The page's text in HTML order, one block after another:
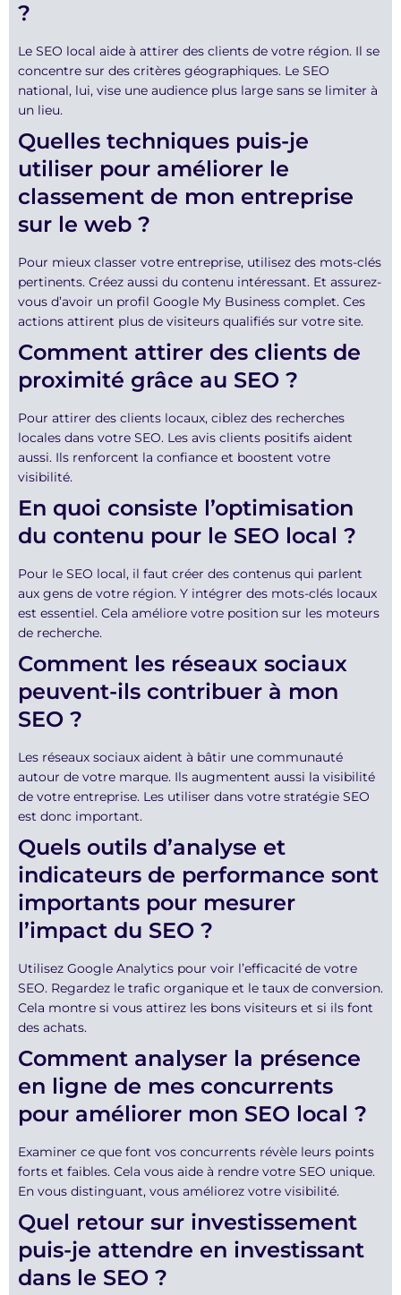
?
Le SEO local aide à attirer des clients de votre région. Il se
concentre sur des critères géographiques. Le SEO
national, lui, vise une audience plus large sans se limiter à
un lieu.
Quelles techniques puis-je
utiliser pour améliorer le
classement de mon entreprise
sur le web ?
Pour mieux classer votre entreprise, utilisez des mots-clés
pertinents. Créez aussi du contenu intéressant. Et assurez-
vous d’avoir un profil Google My Business complet. Ces
actions attirent plus de visiteurs qualifiés sur votre site.
Comment attirer des clients de
proximité grâce au SEO ?
Pour attirer des clients locaux, ciblez des recherches
locales dans votre SEO. Les avis clients positifs aident
aussi. Ils renforcent la confiance et boostent votre
visibilité.
En quoi consiste l’optimisation
du contenu pour le SEO local ?
Pour le SEO local, il faut créer des contenus qui parlent
aux gens de votre région. Y intégrer des mots-clés locaux
est essentiel. Cela améliore votre position sur les moteurs
de recherche.
Comment les réseaux sociaux
peuvent-ils contribuer à mon
SEO ?
Les réseaux sociaux aident à bâtir une communauté
autour de votre marque. Ils augmentent aussi la visibilité
de votre entreprise. Les utiliser dans votre stratégie SEO
est donc important.
Quels outils d’analyse et
indicateurs de performance sont
importants pour mesurer
l’impact du SEO ?
Utilisez Google Analytics pour voir l’efficacité de votre
SEO. Regardez le trafic organique et le taux de conversion.
Cela montre si vous attirez les bons visiteurs et si ils font
des achats.
Comment analyser la présence
en ligne de mes concurrents
pour améliorer mon SEO local ?
Examiner ce que font vos concurrents révèle leurs points
forts et faibles. Cela vous aide à rendre votre SEO unique.
En vous distinguant, vous améliorez votre visibilité.
Quel retour sur investissement
puis-je attendre en investissant
dans le SEO ?